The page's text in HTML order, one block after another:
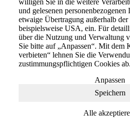
und gelesenen personenbezogenen
etwaige Übertragung außerhalb
beispielsweise USA, ein. Für
über die Nutzung und Verwaltung
Sie bitte auf „Anpassen“. Mit dem
verbieten“ lehnen Sie die
zustimmungspflichtigen Cookies ab.
Speichern
Alle
Anpassen